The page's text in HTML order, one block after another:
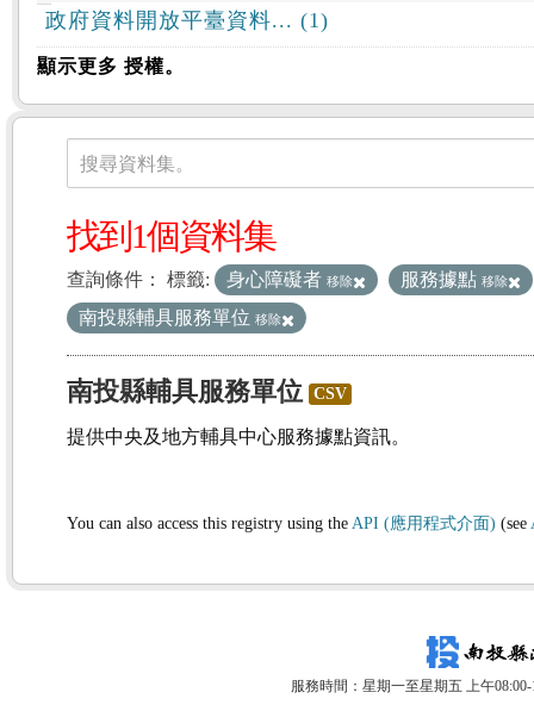
政府資料開放平臺資料... (1)
顯示更多 授權。
資料集
搜尋資料集。
找到1個資料集
查詢條件： 標籤: 身心障礙者 移除 服務據點 移除
南投縣輔具服務單位 移除
南投縣輔具服務單位 CSV
提供中央及地方輔具中心服務據點資訊。
You can also access this registry using the API (應用程式介面) (see
服務時間：星期一至星期五 上午